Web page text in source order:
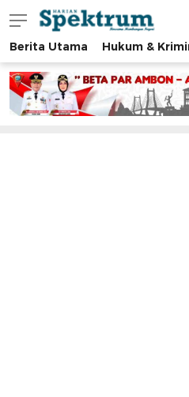
spektrumonline.com
Berita Utama Hukum &